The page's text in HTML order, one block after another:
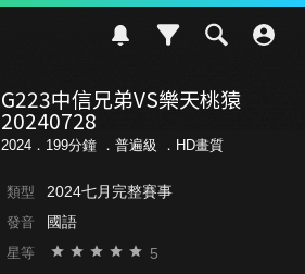
G223中信兄弟VS樂天桃猿
20240728
2024．199分鐘 ． 普遍級 ．HD畫質
類型 2024七月完整賽事
發音 國語
星等 5